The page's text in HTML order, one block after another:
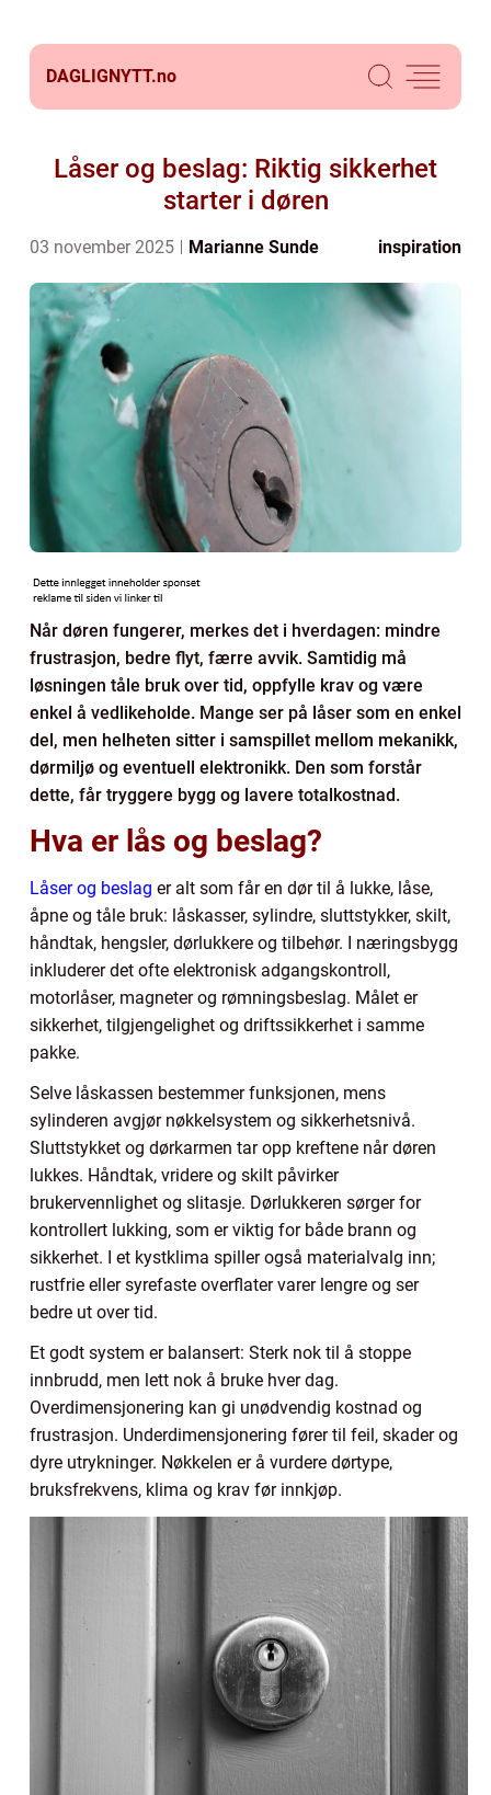
DAGLIGNYTT.no
Låser og beslag: Riktig sikkerhet
starter i døren
03 november 2025 Marianne Sunde inspiration
Når døren fungerer, merkes det i hverdagen: mindre
frustrasjon, bedre flyt, færre avvik. Samtidig må
løsningen tåle bruk over tid, oppfylle krav og være
enkel å vedlikeholde. Mange ser på låser som en enkel
del, men helheten sitter i samspillet mellom mekanikk,
dørmiljø og eventuell elektronikk. Den som forstår
dette, får tryggere bygg og lavere totalkostnad.
Hva er lås og beslag?
Låser og beslag er alt som får en dør til å lukke, låse,
åpne og tåle bruk: låskasser, sylindre, sluttstykker, skilt,
håndtak, hengsler, dørlukkere og tilbehør. I næringsbygg
inkluderer det ofte elektronisk adgangskontroll,
motorlåser, magneter og rømningsbeslag. Målet er
sikkerhet, tilgjengelighet og driftssikkerhet i samme
pakke.
Selve låskassen bestemmer funksjonen, mens
sylinderen avgjør nøkkelsystem og sikkerhetsnivå.
Sluttstykket og dørkarmen tar opp kreftene når døren
lukkes. Håndtak, vridere og skilt påvirker
brukervennlighet og slitasje. Dørlukkeren sørger for
kontrollert lukking, som er viktig for både brann og
sikkerhet. I et kystklima spiller også materialvalg inn;
rustfrie eller syrefaste overflater varer lengre og ser
bedre ut over tid.
Et godt system er balansert: Sterk nok til å stoppe
innbrudd, men lett nok å bruke hver dag.
Overdimensjonering kan gi unødvendig kostnad og
frustrasjon. Underdimensjonering fører til feil, skader og
dyre utrykninger. Nøkkelen er å vurdere dørtype,
bruksfrekvens, klima og krav før innkjøp.